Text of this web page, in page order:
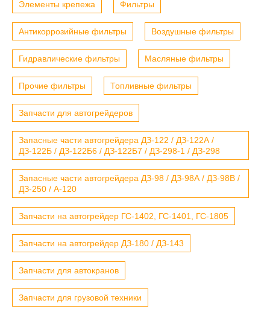
Элементы крепежа Фильтры
Антикоррозийные фильтры Воздушные фильтры
Гидравлические фильтры Масляные фильтры
Прочие фильтры Топливные фильтры
Запчасти для автогрейдеров
Запасные части автогрейдера ДЗ-122 / ДЗ-122А /
ДЗ-122Б / ДЗ-122Б6 / ДЗ-122Б7 / ДЗ-298-1 / ДЗ-298
Запасные части автогрейдера ДЗ-98 / ДЗ-98А / ДЗ-98В /
ДЗ-250 / А-120
Запчасти на автогрейдер ГС-1402, ГС-1401, ГС-1805
Запчасти на автогрейдер ДЗ-180 / ДЗ-143
Запчасти для автокранов
Запчасти для грузовой техники